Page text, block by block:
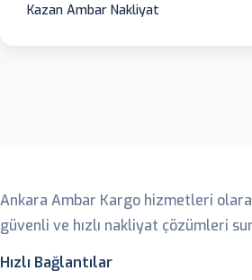
Kazan Ambar Nakliyat
Ankara Ambar Kargo hizmetleri
güvenli ve hızlı nakliyat çözümleri
Hızlı Bağlantılar